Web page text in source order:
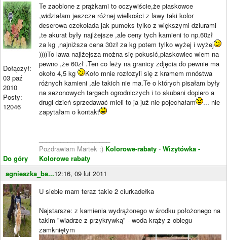
Dołączył:
03 paź
2010
Posty:
12046
Do góry
Te zaoblone z prążkami to oczywiście,że piaskowce
,widziałam jeszcze różnej wielkości z lawy taki kolor
deserowa czekolada jak pumeks tylko z większymi dziurami
,te akurat były najlżejsze ,ale ceny tych kamieni to np.60zł
za kg ,najniższa cena 30zł za kg potem tylko wyżej i wyżej
))))To lawa najlżejsza można się pokusić,piaskowiec wiem na
pewno ,że 60zł .Ten co leży na granicy zdjęcia do pewnie ma
około 4,5 kg
Koło mnie rozłozyli się z kramem mnóstwa
różnych kamieni ,ale takich nie ma.Te o których pisałam były
na sezonowych targach ogrodniczych i to skubani dopiero a
drugi dzień sprzedawać mieli to ja już nie pojechałam
... nie
zapytałam o kontakt
Pozdrawiam Martek :) Kolorowe-rabaty - Wizytówka -
Kolorowe rabaty
agnieszka_ba...12:16, 09 lut 2011
U siebie mam teraz takie 2 ciurkadełka
Najstarsze: z kamienia wydrążonego w środku położonego na
takim "wiadrze z przykrywką" - woda krąży z obiegu
zamkniętym